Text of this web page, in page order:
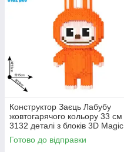
Конструктор Заєць Лабубу
жовтогарячого кольору 33 см
3132 деталі з блоків 3D Magic
Blocks, блокові конструктори
Готово до відправки